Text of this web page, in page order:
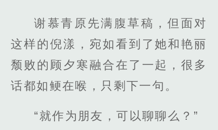
谢慕青原先满腹草稿，但面对
这样的倪漾，宛如看到了她和艳丽
颓败的顾夕寒融合在了一起，很多
话都如鲠在喉，只剩下一句。
“就作为朋友，可以聊聊么？”